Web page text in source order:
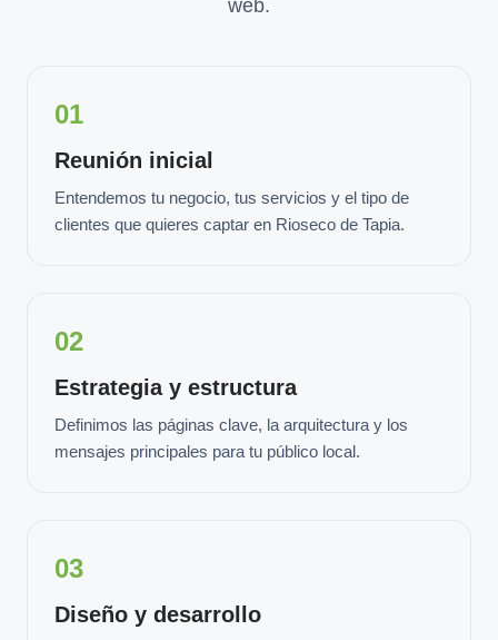
web.
01
Reunión inicial
Entendemos tu negocio, tus servicios y el tipo de
clientes que quieres captar en Rioseco de Tapia.
02
Estrategia y estructura
Definimos las páginas clave, la arquitectura y los
mensajes principales para tu público local.
03
Diseño y desarrollo